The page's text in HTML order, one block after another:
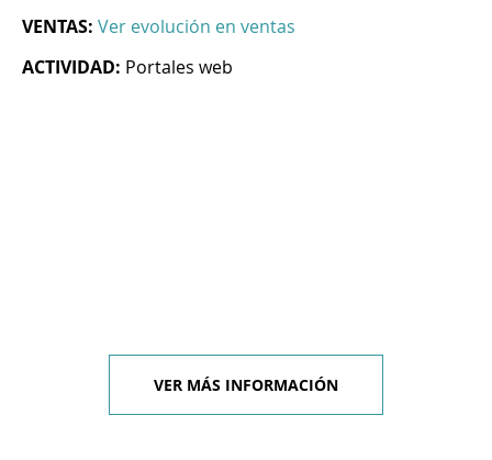
VENTAS: Ver evolución en ventas
ACTIVIDAD: Portales web
VER MÁS INFORMACIÓN